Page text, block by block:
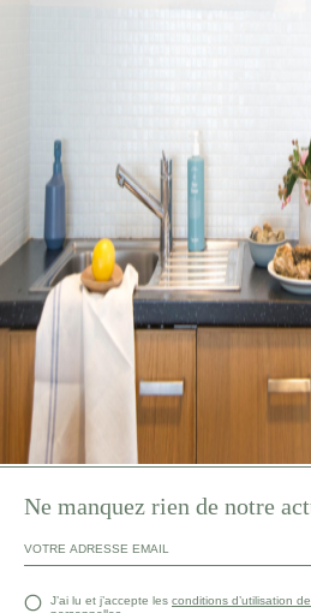
Ne manquez rien de notre
J’ai lu et j’accepte les conditions d’utilisation